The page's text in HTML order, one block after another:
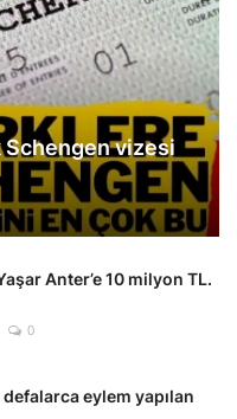
vizesi
Anter’e 10 milyon TL.
0
eylem yapılan